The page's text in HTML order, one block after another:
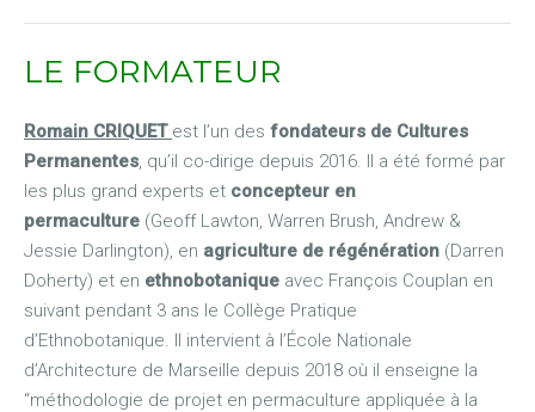
LE FORMATEUR
Romain CRIQUET est l’un des fondateurs de Cultures
Permanentes , qu’il co-dirige depuis 2016. Il a été formé par
les plus grand experts et concepteur en
permaculture (Geoff Lawton, Warren Brush, Andrew &
Jessie Darlington), en agriculture de régénération (Darren
Doherty) et en ethnobotanique avec François Couplan en
suivant pendant 3 ans le Collège Pratique
d’Ethnobotanique. Il intervient à l’École Nationale
d’Architecture de Marseille depuis 2018 où il enseigne la
“méthodologie de projet en permaculture appliquée à la